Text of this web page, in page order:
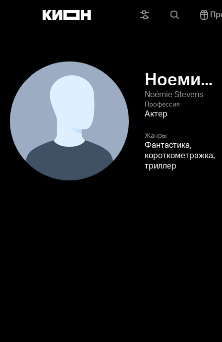
Ноеми
Стивенс
Noémie Stevens
Профессия
Актер
Жанры
Фантастика,
короткометражка,
триллер